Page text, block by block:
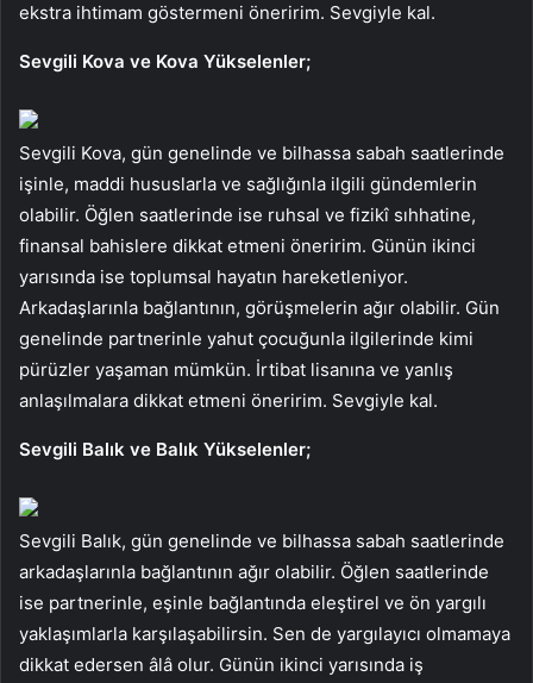
ekstra ihtimam göstermeni öneririm. Sevgiyle kal.
Sevgili Kova ve Kova Yükselenler;
Sevgili Kova, gün genelinde ve bilhassa sabah saatlerinde
işinle, maddi hususlarla ve sağlığınla ilgili gündemlerin
olabilir. Öğlen saatlerinde ise ruhsal ve fizikî sıhhatine,
finansal bahislere dikkat etmeni öneririm. Günün ikinci
yarısında ise toplumsal hayatın hareketleniyor.
Arkadaşlarınla bağlantının, görüşmelerin ağır olabilir. Gün
genelinde partnerinle yahut çocuğunla ilgilerinde kimi
pürüzler yaşaman mümkün. İrtibat lisanına ve yanlış
anlaşılmalara dikkat etmeni öneririm. Sevgiyle kal.
Sevgili Balık ve Balık Yükselenler;
Sevgili Balık, gün genelinde ve bilhassa sabah saatlerinde
arkadaşlarınla bağlantının ağır olabilir. Öğlen saatlerinde
ise partnerinle, eşinle bağlantında eleştirel ve ön yargılı
yaklaşımlarla karşılaşabilirsin. Sen de yargılayıcı olmamaya
dikkat edersen âlâ olur. Günün ikinci yarısında iş